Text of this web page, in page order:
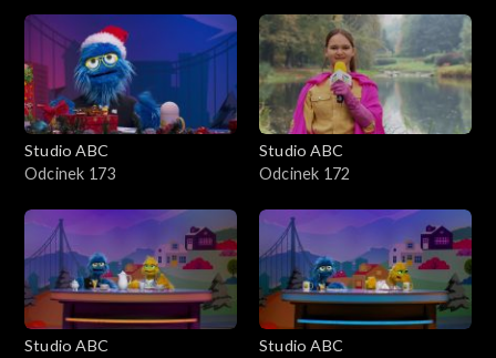
Studio ABC
Odcinek 173
Studio ABC
Odcinek 172
Studio ABC
Studio ABC